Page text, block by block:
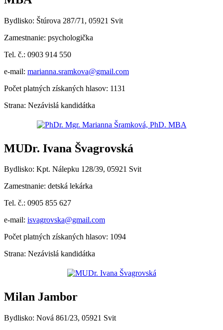
Bydlisko: Štúrova 287/71, 05921 Svit
Zamestnanie: psychologička
Tel. č.: 0903 914 550
e-mail: marianna.sramkova@gmail.com
Počet platných získaných hlasov: 1131
Strana: Nezávislá kandidátka
MUDr. Ivana Švagrovská
Bydlisko: Kpt. Nálepku 128/39, 05921 Svit
Zamestnanie: detská lekárka
Tel. č.: 0905 855 627
e-mail: isvagrovska@gmail.com
Počet platných získaných hlasov: 1094
Strana: Nezávislá kandidátka
Milan Jambor
Bydlisko: Nová 861/23, 05921 Svit